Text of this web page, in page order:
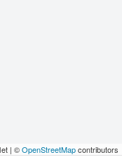
| ©OpenStreetMapcontributors